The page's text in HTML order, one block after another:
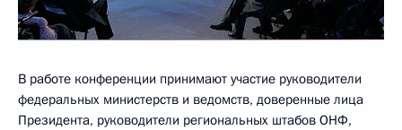
В работе конференции принимают участие руководители
федеральных министерств и ведомств, доверенные лица
Президента, руководители региональных штабов ОНФ,